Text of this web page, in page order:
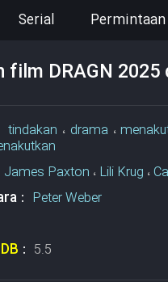
Serial
film DRAGN
tindakan ، drama ،
James Paxton ، Lili Krug ،
: Peter Weber
: 5.5